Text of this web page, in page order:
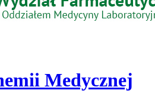
Medycznej